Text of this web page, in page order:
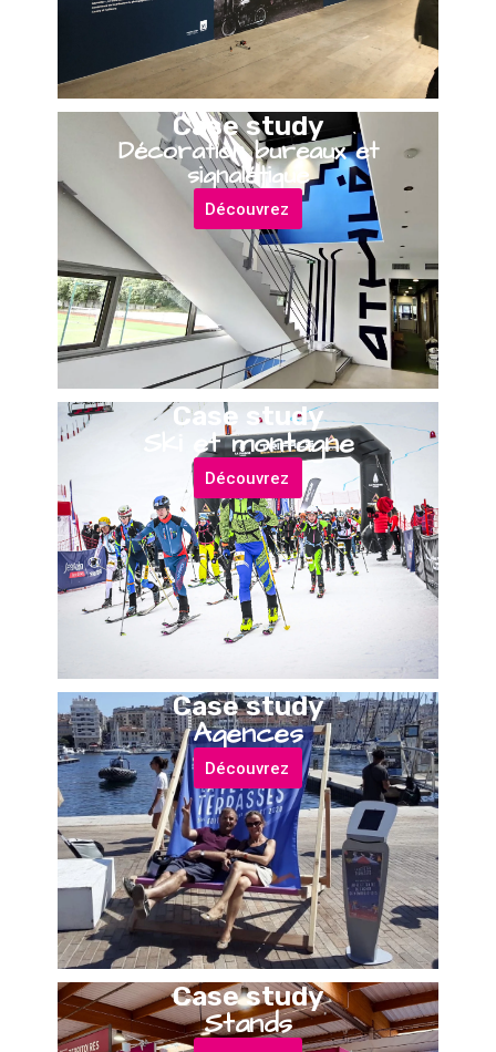
Case study
Décoration bureaux et
signalétique
Découvrez
Case study
Ski et montagne
Découvrez
Case study
Agences
Découvrez
Case study
Stands